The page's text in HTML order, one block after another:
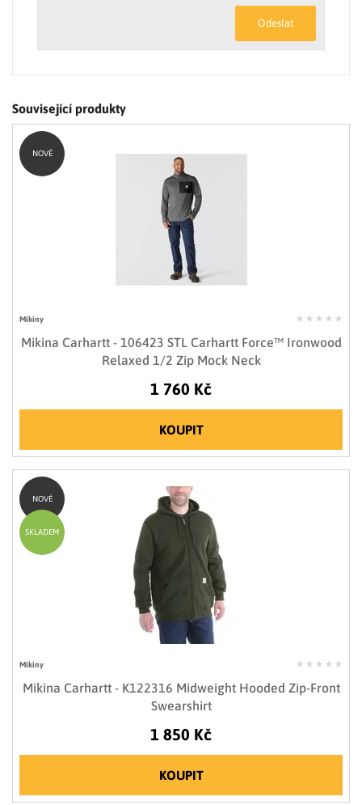
Odeslat
Související produkty
Mikiny
Mikina Carhartt - 106423 STL Carhartt Force™ Ironwood
Relaxed 1/2 Zip Mock Neck
1 760 Kč
KOUPIT
NOVÉ
Mikiny
Mikina Carhartt - K122316 Midweight Hooded Zip-Front
Swearshirt
1 850 Kč
KOUPIT
NOVÉ
SKLADEM